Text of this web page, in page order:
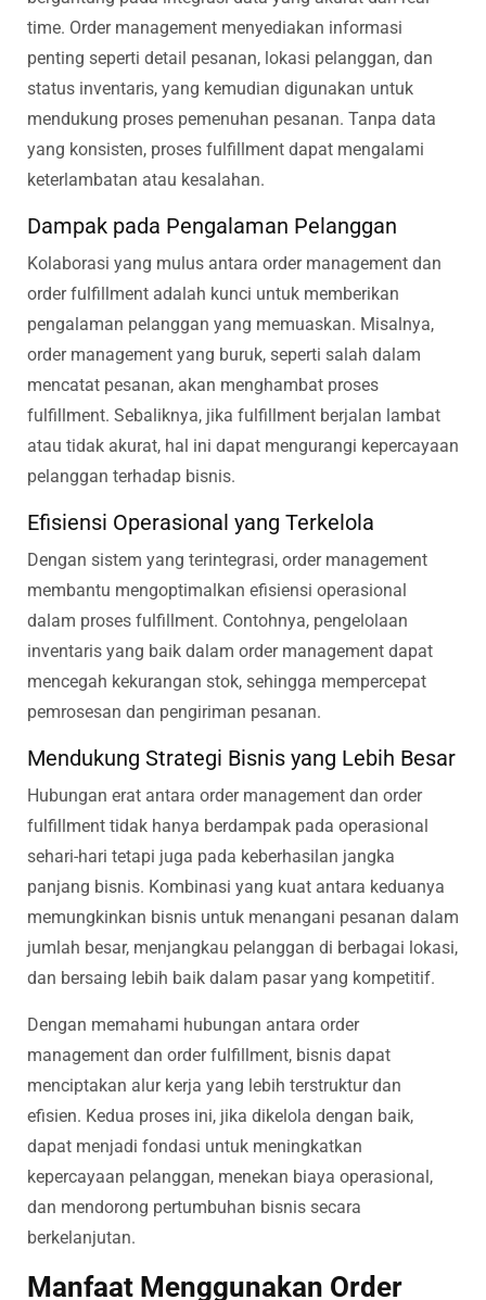
time. Order management menyediakan informasi
penting seperti detail pesanan, lokasi pelanggan, dan
status inventaris, yang kemudian digunakan untuk
mendukung proses pemenuhan pesanan. Tanpa data
yang konsisten, proses fulfillment dapat mengalami
keterlambatan atau kesalahan.
Dampak pada Pengalaman Pelanggan
Kolaborasi yang mulus antara order management dan
order fulfillment adalah kunci untuk memberikan
pengalaman pelanggan yang memuaskan. Misalnya,
order management yang buruk, seperti salah dalam
mencatat pesanan, akan menghambat proses
fulfillment. Sebaliknya, jika fulfillment berjalan lambat
atau tidak akurat, hal ini dapat mengurangi kepercayaan
pelanggan terhadap bisnis.
Efisiensi Operasional yang Terkelola
Dengan sistem yang terintegrasi, order management
membantu mengoptimalkan efisiensi operasional
dalam proses fulfillment. Contohnya, pengelolaan
inventaris yang baik dalam order management dapat
mencegah kekurangan stok, sehingga mempercepat
pemrosesan dan pengiriman pesanan.
Mendukung Strategi Bisnis yang Lebih Besar
Hubungan erat antara order management dan order
fulfillment tidak hanya berdampak pada operasional
sehari-hari tetapi juga pada keberhasilan jangka
panjang bisnis. Kombinasi yang kuat antara keduanya
memungkinkan bisnis untuk menangani pesanan dalam
jumlah besar, menjangkau pelanggan di berbagai lokasi,
dan bersaing lebih baik dalam pasar yang kompetitif.
Dengan memahami hubungan antara order
management dan order fulfillment, bisnis dapat
menciptakan alur kerja yang lebih terstruktur dan
efisien. Kedua proses ini, jika dikelola dengan baik,
dapat menjadi fondasi untuk meningkatkan
kepercayaan pelanggan, menekan biaya operasional,
dan mendorong pertumbuhan bisnis secara
berkelanjutan.
Manfaat Menggunakan Order